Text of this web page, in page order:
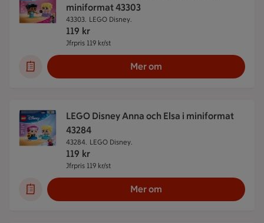
miniformat 43303
43303. LEGO Disney.
119 kr
Jfrpris 119 kr/st
Mer om
LEGO Disney Anna och Elsa i miniformat
43284
43284. LEGO Disney.
119 kr
Jfrpris 119 kr/st
Mer om